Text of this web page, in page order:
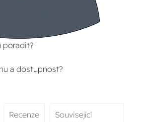
poradit?
a dostupnost?
Recenze
Související